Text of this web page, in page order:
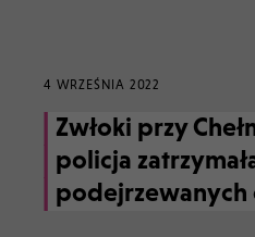
4 WRZEŚNIA 2022
Zwłoki przy
policja
podejrzewanych